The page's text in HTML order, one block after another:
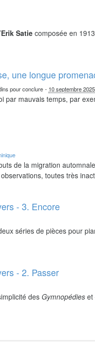
Erik Satie composée en
une longue
pour conclure - 10 septembre 2025
par mauvais temps, par
de la migration
toutes très
- 3. Encore
séries de pièces pour
- 2. Passer
desGymnopédies